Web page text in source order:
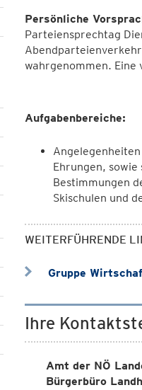
Persönliche
Parteiensprechtag
wahrgenommen.
Aufgabenbereiche:
Ehrungen,
Bestimmungen
Skischulen und
WEITERFÜHRENDE
Gruppe
Ihre
Amt der NÖ
Bürgerbüro